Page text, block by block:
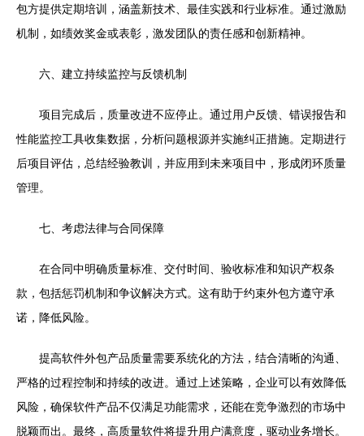
包方提供定期培训，涵盖新技术、最佳实践和行业标准。通过激励
机制，如绩效奖金或表彰，激发团队的责任感和创新精神。
六、建立持续监控与反馈机制
项目完成后，质量改进不应停止。通过用户反馈、错误报告和
性能监控工具收集数据，分析问题根源并实施纠正措施。定期进行
后项目评估，总结经验教训，并应用到未来项目中，形成闭环质量
管理。
七、考虑法律与合同保障
在合同中明确质量标准、交付时间、验收标准和知识产权条
款，包括惩罚机制和争议解决方式。这有助于约束外包方遵守承
诺，降低风险。
提高软件外包产品质量需要系统化的方法，结合清晰的沟通、
严格的过程控制和持续的改进。通过上述策略，企业可以有效降低
风险，确保软件产品不仅满足功能需求，还能在竞争激烈的市场中
脱颖而出。最终，高质量软件将提升用户满意度，驱动业务增长。